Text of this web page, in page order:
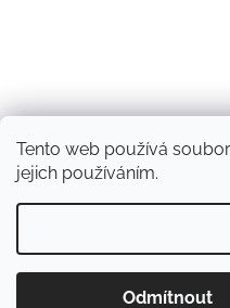
Tento web používá
jejich používáním.
Odmítnout